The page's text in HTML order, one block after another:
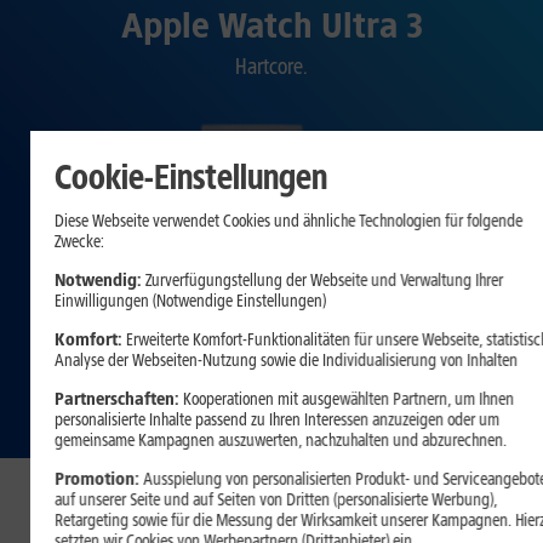
Apple Watch Ultra 3
Hartcore.
Die ultimative Watch für
Cookie-Einstellungen
Diese Webseite verwendet Cookies und ähnliche Technologien für folgende
Zwecke:
Notwendig: Zurverfügungstellung der Webseite und Verwaltung Ihrer
Einwilligungen (Notwendige Einstellungen)
Komfort: Erweiterte Komfort-Funktionalitäten für unsere Webseite,
Analyse der Webseiten-Nutzung sowie die Individualisierung von Inhalten
Partnerschaften: Kooperationen mit ausgewählten Partnern, um Ihnen
personalisierte Inhalte passend zu Ihren Interessen anzuzeigen oder um
gemeinsame Kampagnen auszuwerten, nachzuhalten und abzurechnen.
Promotion:Ausspielung von personalisierten Produkt- und
auf unserer Seite und auf Seiten von Dritten (personalisierte Werbung),
Retargeting sowie für die Messung der Wirksamkeit unserer Kampagnen.